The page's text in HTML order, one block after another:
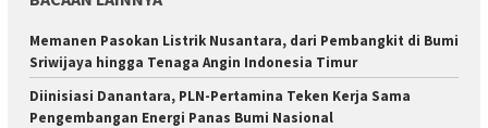
Memanen Pasokan Listrik Nusantara, dari Pembangkit di Bumi
Sriwijaya hingga Tenaga Angin Indonesia Timur
Diinisiasi Danantara, PLN-Pertamina Teken Kerja Sama
Pengembangan Energi Panas Bumi Nasional